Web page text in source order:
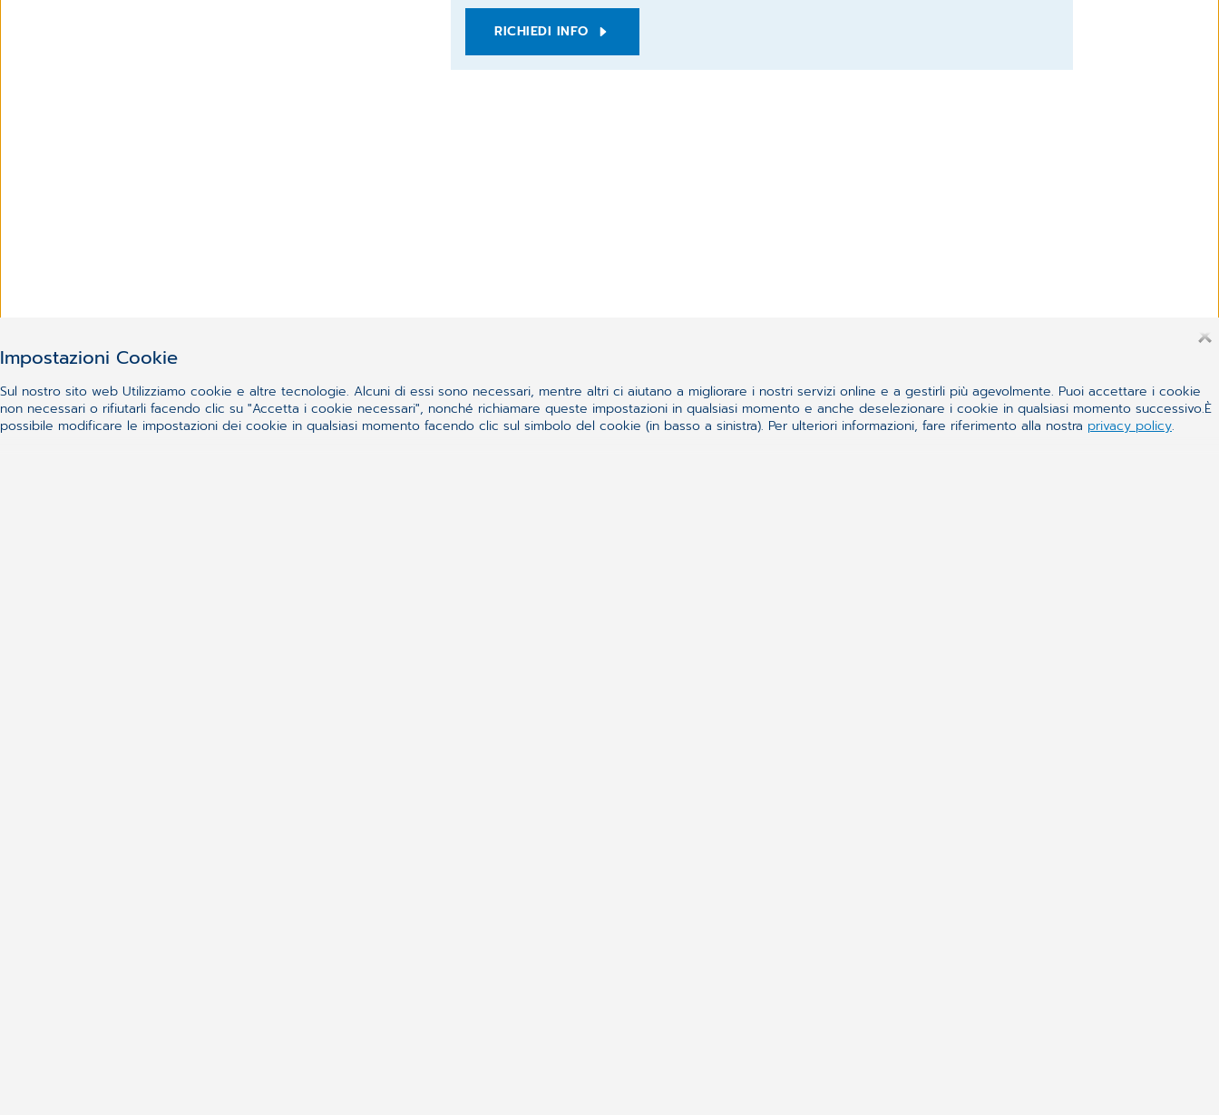
RICHIEDI INFO
Oggi, 14 giugno è la Giornata mondiale dei
COMPUGROUP MEDICAL PRESENTA CGM POINT OF
Impostazioni Cookie
Sul nostro sito web Utilizziamo cookie e altre tecnologie. Alcuni di essi sono necessari, mentre altri ci aiutano a migliorare i nostri servizi online e a gestirli più agevolmente. Puoi accettare i cookie
non necessari o rifiutarli facendo clic su "Accetta i cookie necessari", nonché richiamare queste impostazioni in qualsiasi momento e anche deselezionare i cookie in qualsiasi momento successivo.È
possibile modificare le impostazioni dei cookie in qualsiasi momento facendo clic sul simbolo del cookie (in basso a sinistra). Per ulteriori informazioni, fare riferimento alla nostra privacy policy.